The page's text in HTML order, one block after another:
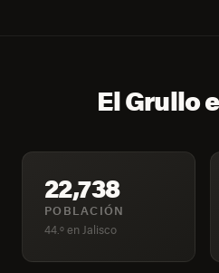
El Grullo
22,738
POBLACIÓN
44.º en Jalisco